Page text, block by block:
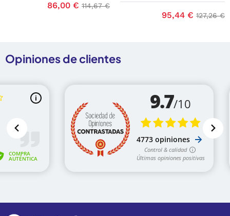
Precio
86,00 € Precio base
114,67 €
Precio
95,44 € Precio
127,26 €
Opiniones de clientes